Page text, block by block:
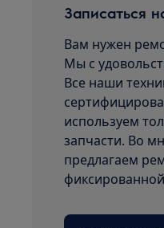
Записаться
Вам нужен
Мы с
Все наши
используем
запчасти. Во
предлагаем